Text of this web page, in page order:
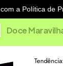
a Política de
Doce
Tendência: